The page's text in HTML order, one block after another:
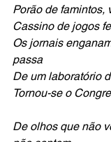
Porão de famintos,
Cassino de jogos
Os jornais
passa
De um laboratório
Tornou-se o
De olhos que não